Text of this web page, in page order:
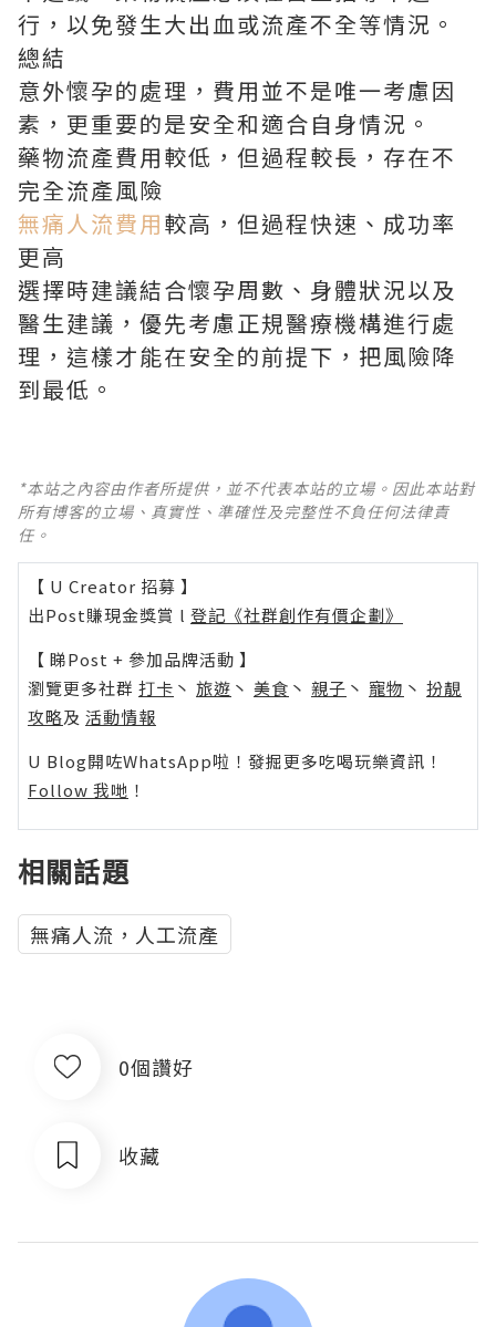
行，以免發生大出血或流產不全等情況。
總結
意外懷孕的處理，費用並不是唯一考慮因
素，更重要的是安全和適合自身情況。
藥物流產費用較低，但過程較長，存在不
完全流產風險
無痛人流費用較高，但過程快速、成功率
更高
選擇時建議結合懷孕周數、身體狀況以及
醫生建議，優先考慮正規醫療機構進行處
理，這樣才能在安全的前提下，把風險降
到最低。
*本站之內容由作者所提供，並不代表本站的立場。因此本站對
所有博客的立場、真實性、準確性及完整性不負任何法律責
任。
【 U Creator 招募 】
出Post賺現金獎賞 l 登記《社群創作有價企劃》
【 睇Post + 參加品牌活動 】
瀏覽更多社群 打卡 丶 旅遊 丶 美食 丶 親子 丶 寵物 丶 扮靚
攻略及 活動情報
U Blog開咗WhatsApp啦！發掘更多吃喝玩樂資訊！
Follow 我哋 ！
相關話題
無痛人流，人工流產
0個讚好
收藏